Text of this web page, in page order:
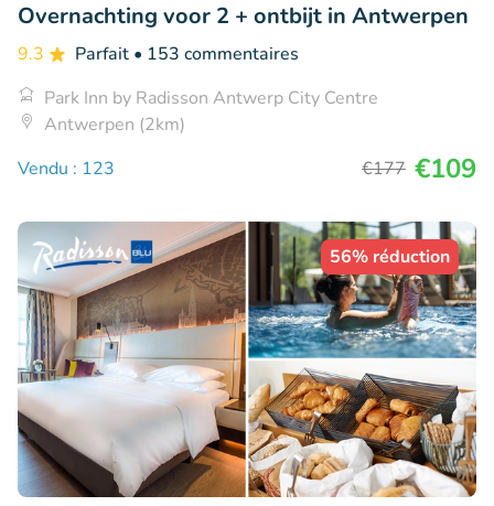
Overnachting voor 2 + ontbijt in Antwerpen
9.3 Parfait • 153 commentaires
Park Inn by Radisson Antwerp City Centre
Antwerpen (2km)
Vendu : 123
€177 €109
56% réduction